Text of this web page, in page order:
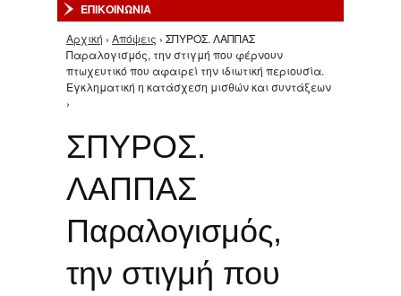
ΕΠΙΚΟΙΝΩΝΙΑ
Είστε εδώ
Αρχική › Απόψεις › ΣΠΥΡΟΣ. ΛΑΠΠΑΣ
Παραλογισμός, την στιγμή που φέρνουν
πτωχευτικό που αφαιρεί την ιδιωτική περιουσία.
Εγκληματική η κατάσχεση μισθών και συντάξεων
›
ΣΠΥΡΟΣ.
ΛΑΠΠΑΣ
Παραλογισμός,
την στιγμή που